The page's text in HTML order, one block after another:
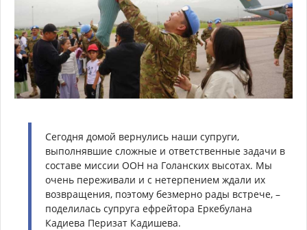
Сегодня домой вернулись наши супруги,
выполнявшие сложные и ответственные задачи в
составе миссии ООН на Голанских высотах. Мы
очень переживали и с нетерпением ждали их
возвращения, поэтому безмерно рады встрече, –
поделилась супруга ефрейтора Еркебулана
Кадиева Перизат Кадишева.